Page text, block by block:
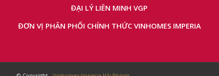
ĐẠI LÝ LIÊN MINH VGP
ĐƠN VỊ PHÂN PHỐI CHÍNH THỨC VINHOMES IMPERIA